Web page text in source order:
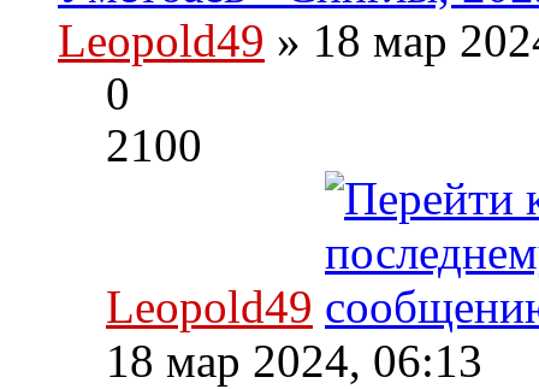
Leopold49 » 18 мар
0
2100
Leopold49
18 мар 2024, 06:13